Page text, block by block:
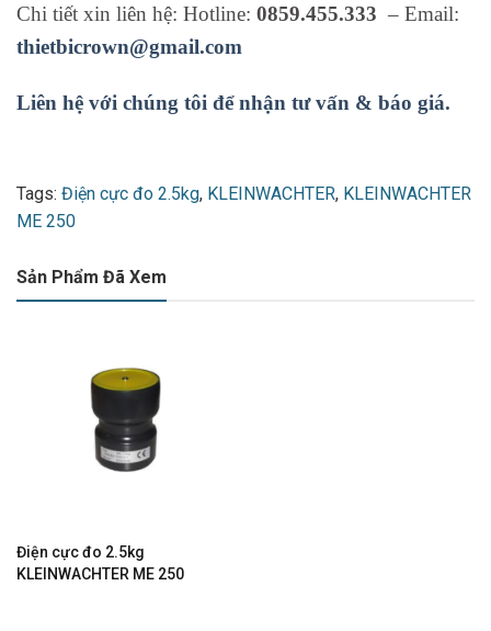
Chi tiết xin liên hệ: Hotline: 0859.455.333 – Email:
thietbicrown@gmail.com
Liên hệ với chúng tôi để nhận tư vấn & báo giá.
Tags: Điện cực đo 2.5kg, KLEINWACHTER, KLEINWACHTER
ME 250
Sản Phẩm Đã Xem
Điện cực đo 2.5kg
KLEINWACHTER ME 250